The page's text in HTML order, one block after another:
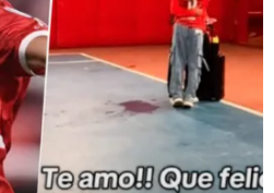
SELECCIÓN CHILENA
COLO COLO
UNIVERSIDAD DE CHILE
UNIVERSIDAD CATÓLICA
CAMPEONATO NACIONAL
RESULTADOS